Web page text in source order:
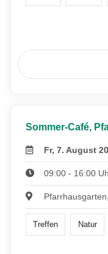
Sommer-Café,
Fr, 7. August
09:00 - 16:00
Treffen Natur